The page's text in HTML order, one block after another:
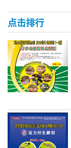
点击排行